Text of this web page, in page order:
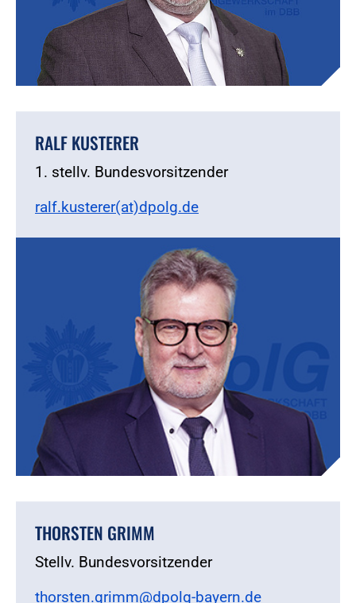
RALF KUSTERER
1. stellv. Bundesvorsitzender
ralf.kusterer(at)dpolg.de
THORSTEN GRIMM
Stellv. Bundesvorsitzender
thorsten.grimm@dpolg-bayern.de